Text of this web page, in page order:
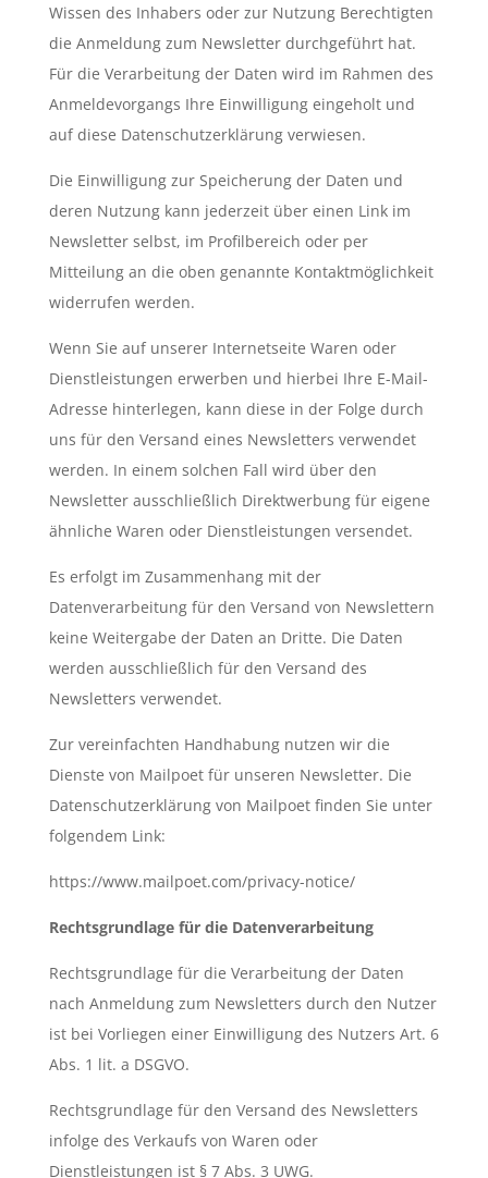
Wissen des Inhabers oder zur Nutzung Berechtigten
die Anmeldung zum Newsletter durchgeführt hat.
Für die Verarbeitung der Daten wird im Rahmen des
Anmeldevorgangs Ihre Einwilligung eingeholt und
auf diese Datenschutzerklärung verwiesen.
Die Einwilligung zur Speicherung der Daten und
deren Nutzung kann jederzeit über einen Link im
Newsletter selbst, im Profilbereich oder per
Mitteilung an die oben genannte Kontaktmöglichkeit
widerrufen werden.
Wenn Sie auf unserer Internetseite Waren oder
Dienstleistungen erwerben und hierbei Ihre E-Mail-
Adresse hinterlegen, kann diese in der Folge durch
uns für den Versand eines Newsletters verwendet
werden. In einem solchen Fall wird über den
Newsletter ausschließlich Direktwerbung für eigene
ähnliche Waren oder Dienstleistungen versendet.
Es erfolgt im Zusammenhang mit der
Datenverarbeitung für den Versand von Newslettern
keine Weitergabe der Daten an Dritte. Die Daten
werden ausschließlich für den Versand des
Newsletters verwendet.
Zur vereinfachten Handhabung nutzen wir die
Dienste von Mailpoet für unseren Newsletter. Die
Datenschutzerklärung von Mailpoet finden Sie unter
folgendem Link:
https://www.mailpoet.com/privacy-notice/
Rechtsgrundlage für die Datenverarbeitung
Rechtsgrundlage für die Verarbeitung der Daten
nach Anmeldung zum Newsletters durch den Nutzer
ist bei Vorliegen einer Einwilligung des Nutzers Art. 6
Abs. 1 lit. a DSGVO.
Rechtsgrundlage für den Versand des Newsletters
infolge des Verkaufs von Waren oder
Dienstleistungen ist § 7 Abs. 3 UWG.